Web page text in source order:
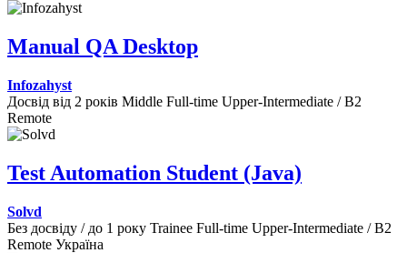
Manual QA Desktop
Infozahyst
Досвід від 2 років Middle Full-time Upper-Intermediate / B2
Remote
Test Automation Student (Java)
Solvd
Без досвіду / до 1 року Trainee Full-time Upper-Intermediate / B2
Remote Україна